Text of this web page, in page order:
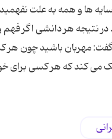
ها و همه به علت
نتیجه هر دانشی اگر فهم
گفت: مهربان باشید چون
می کند که هر کسی برای